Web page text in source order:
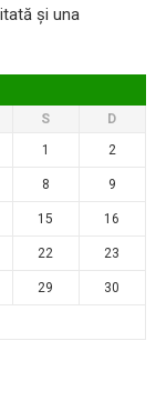
și una
S
D
1
2
8 9
15 16
22 23
29 30